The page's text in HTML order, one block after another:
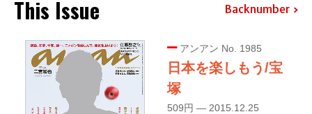
This Issue Backnumber
アンアン No. 1985
日本を楽しもう/宝
塚
509円 — 2015.12.25